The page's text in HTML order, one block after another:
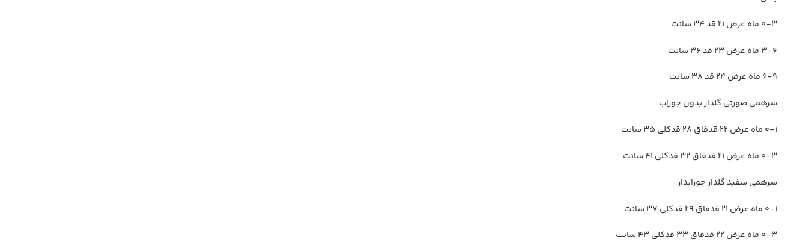
۰-۳ ماه عرض ۲۱ قد ۳۴ سانت
۳-۶ ماه عرض ۲۳ قد ۳۶ سانت
۶-۹ ماه عرض ۲۴ قد ۳۸ سانت
سرهمی صورتی گلدار بدون جوراب
۰-۱ ماه عرض ۲۲ قدفاق ۲۸ قدکلی ۳۵ سانت
۰-۳ ماه عرض ۲۱ قدفاق ۳۲ قدکلی ۴۱ سانت
سرهمی سفید گلدار جورابدار
۰-۱ ماه عرض ۲۱ قدفاق ۲۹ قدکلی ۳۷ سانت
۰-۳ ماه عرض ۲۲ قدفاق ۳۳ قدکلی ۴۳ سانت